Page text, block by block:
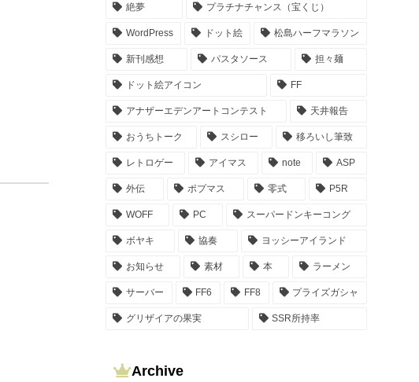
絶夢 プラチナチャンス（宝くじ）
WordPress ドット絵 松島ハーフマラソン
新刊感想 パスタソース 担々麺
ドット絵アイコン FF
アナザーエデンアートコンテスト 天井報告
おうちトーク スシロー 移ろいし筆致
レトロゲー アイマス note ASP
外伝 ポプマス 零式 P5R
WOFF PC スーパードンキーコング
ボヤキ 協奏 ヨッシーアイランド
お知らせ 素材 本 ラーメン
サーバー FF6 FF8 プライズガシャ
グリザイアの果実 SSR所持率
Archive